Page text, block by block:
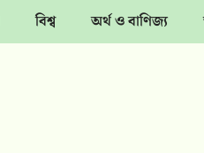
বিশ্ব অর্থ ও বাণিজ্য